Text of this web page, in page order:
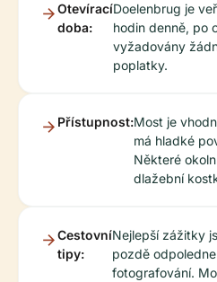
Otevírací
doba:
Doelenbrug je
hodin denně, po
vyžadovány
poplatky.
Přístupnost:Most je
má hladké
Některé
dlažební
Cestovní
tipy:
Nejlepší zážitky
pozdě
fotografování.